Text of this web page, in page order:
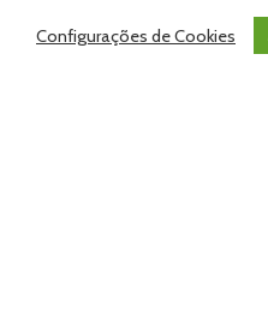
Configurações de Cookies